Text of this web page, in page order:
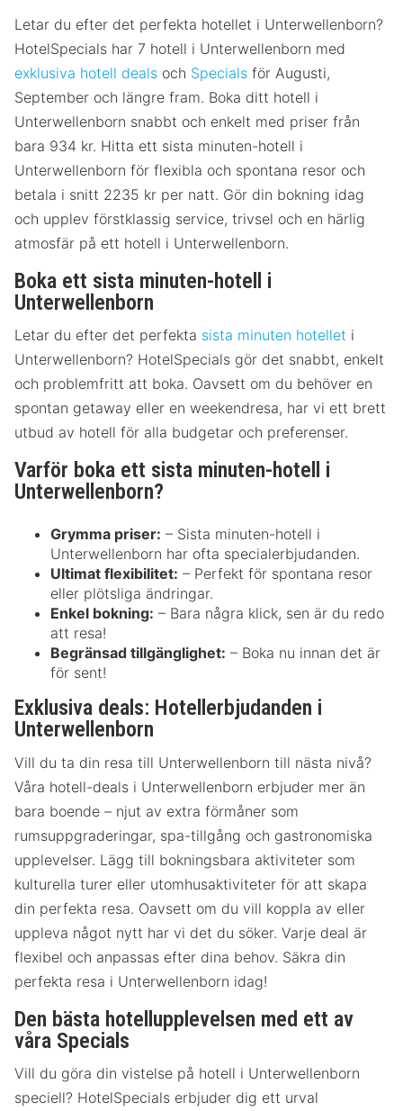
Letar du efter det perfekta hotellet i Unterwellenborn?
HotelSpecials har 7 hotell i Unterwellenborn med
exklusiva hotell deals och Specials för Augusti,
September och längre fram. Boka ditt hotell i
Unterwellenborn snabbt och enkelt med priser från
bara 934 kr. Hitta ett sista minuten-hotell i
Unterwellenborn för flexibla och spontana resor och
betala i snitt 2235 kr per natt. Gör din bokning idag
och upplev förstklassig service, trivsel och en härlig
atmosfär på ett hotell i Unterwellenborn.
Boka ett sista minuten-hotell i
Unterwellenborn
Letar du efter det perfekta sista minuten hotellet i
Unterwellenborn? HotelSpecials gör det snabbt, enkelt
och problemfritt att boka. Oavsett om du behöver en
spontan getaway eller en weekendresa, har vi ett brett
utbud av hotell för alla budgetar och preferenser.
Varför boka ett sista minuten-hotell i
Unterwellenborn?
Grymma priser: – Sista minuten-hotell i
Unterwellenborn har ofta specialerbjudanden.
Ultimat flexibilitet: – Perfekt för spontana resor
eller plötsliga ändringar.
Enkel bokning: – Bara några klick, sen är du redo
att resa!
Begränsad tillgänglighet: – Boka nu innan det är
för sent!
Exklusiva deals: Hotellerbjudanden i
Unterwellenborn
Vill du ta din resa till Unterwellenborn till nästa nivå?
Våra hotell-deals i Unterwellenborn erbjuder mer än
bara boende – njut av extra förmåner som
rumsuppgraderingar, spa-tillgång och gastronomiska
upplevelser. Lägg till bokningsbara aktiviteter som
kulturella turer eller utomhusaktiviteter för att skapa
din perfekta resa. Oavsett om du vill koppla av eller
uppleva något nytt har vi det du söker. Varje deal är
flexibel och anpassas efter dina behov. Säkra din
perfekta resa i Unterwellenborn idag!
Den bästa hotellupplevelsen med ett av
våra Specials
Vill du göra din vistelse på hotell i Unterwellenborn
speciell? HotelSpecials erbjuder dig ett urval